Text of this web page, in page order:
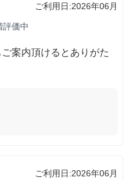
ご利用日:2026年06月
価中
案内頂けるとありがた
ご利用日:2026年06月